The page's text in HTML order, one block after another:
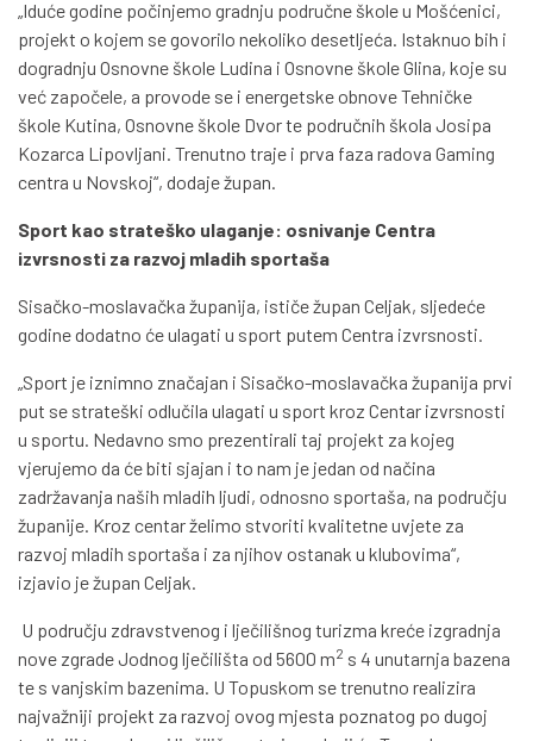
„Iduće godine počinjemo gradnju područne škole u Mošćenici,
projekt o kojem se govorilo nekoliko desetljeća. Istaknuo bih i
dogradnju Osnovne škole Ludina i Osnovne škole Glina, koje su
već započele, a provode se i energetske obnove Tehničke
škole Kutina, Osnovne škole Dvor te područnih škola Josipa
Kozarca Lipovljani. Trenutno traje i prva faza radova Gaming
centra u Novskoj“, dodaje župan.
Sport kao strateško ulaganje: osnivanje Centra
izvrsnosti za razvoj mladih sportaša
Sisačko-moslavačka županija, ističe župan Celjak, sljedeće
godine dodatno će ulagati u sport putem Centra izvrsnosti.
„Sport je iznimno značajan i Sisačko-moslavačka županija prvi
put se strateški odlučila ulagati u sport kroz Centar izvrsnosti
u sportu. Nedavno smo prezentirali taj projekt za kojeg
vjerujemo da će biti sjajan i to nam je jedan od načina
zadržavanja naših mladih ljudi, odnosno sportaša, na području
županije. Kroz centar želimo stvoriti kvalitetne uvjete za
razvoj mladih sportaša i za njihov ostanak u klubovima“,
izjavio je župan Celjak.
U području zdravstvenog i lječilišnog turizma kreće izgradnja
nove zgrade Jodnog lječilišta od 5600 m2 s 4 unutarnja bazena
te s vanjskim bazenima. U Topuskom se trenutno realizira
najvažniji projekt za razvoj ovog mjesta poznatog po dugoj